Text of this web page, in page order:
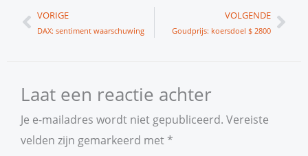
Vorige
VORIGE
DAX: sentiment waarschuwing
VOLGENDE
Goudprijs: koersdoel $ 2800
Laat een reactie achter
Je e-mailadres wordt niet gepubliceerd. Vereiste
velden zijn gemarkeerd met *